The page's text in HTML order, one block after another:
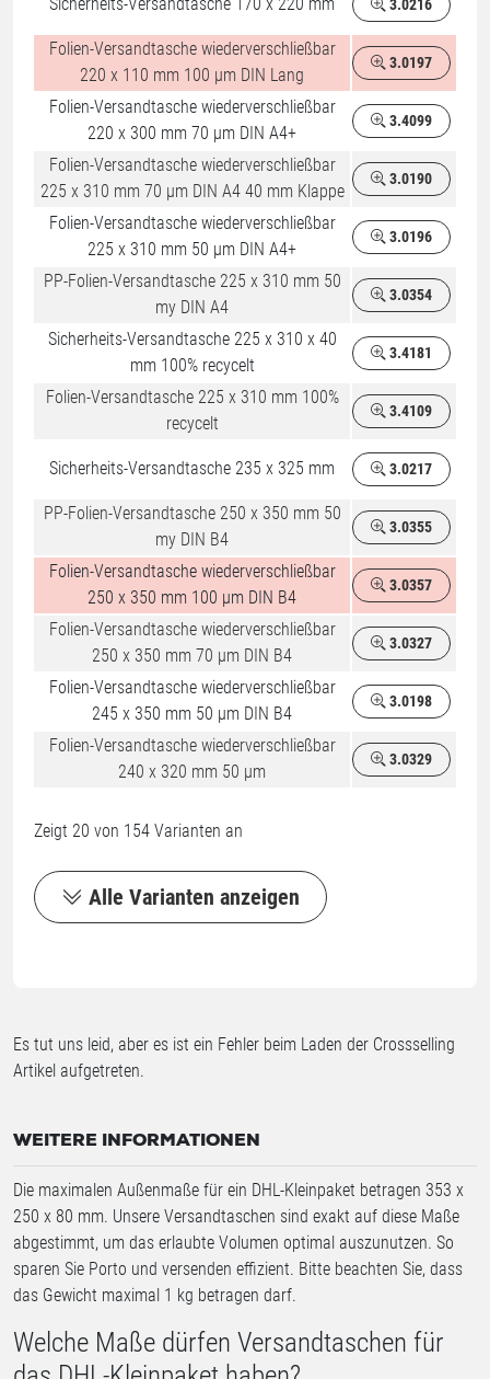
3.0216
Folien-Versandtasche wiederverschließbar
220 x 110 mm 100 µm DIN Lang
3.0197
Folien-Versandtasche wiederverschließbar
220 x 300 mm 70 µm DIN A4+
3.4099
Folien-Versandtasche wiederverschließbar
225 x 310 mm 70 µm DIN A4 40 mm Klappe
3.0190
Folien-Versandtasche wiederverschließbar
225 x 310 mm 50 µm DIN A4+
3.0196
PP-Folien-Versandtasche 225 x 310 mm 50
my DIN A4
3.0354
Sicherheits-Versandtasche 225 x 310 x 40
mm 100% recycelt
3.4181
Folien-Versandtasche 225 x 310 mm 100%
recycelt
3.4109
Sicherheits-Versandtasche 235 x 325 mm 3.0217
PP-Folien-Versandtasche 250 x 350 mm 50
my DIN B4
3.0355
Folien-Versandtasche wiederverschließbar
250 x 350 mm 100 µm DIN B4
3.0357
Folien-Versandtasche wiederverschließbar
250 x 350 mm 70 µm DIN B4
3.0327
Folien-Versandtasche wiederverschließbar
245 x 350 mm 50 µm DIN B4
3.0198
Folien-Versandtasche wiederverschließbar
240 x 320 mm 50 µm
3.0329
Zeigt 20 von 154 Varianten an
Alle Varianten anzeigen
Es tut uns leid, aber es ist ein Fehler beim Laden der Crossselling
Artikel aufgetreten.
WEITERE INFORMATIONEN
Die maximalen Außenmaße für ein DHL-Kleinpaket betragen 353 x
250 x 80 mm. Unsere Versandtaschen sind exakt auf diese Maße
abgestimmt, um das erlaubte Volumen optimal auszunutzen. So
sparen Sie Porto und versenden effizient. Bitte beachten Sie, dass
das Gewicht maximal 1 kg betragen darf.
Welche Maße dürfen Versandtaschen für